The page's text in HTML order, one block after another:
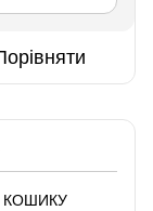
КОШИКУ